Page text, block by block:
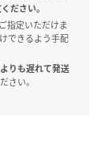
ださい。
指定いただけま
できるよう手配
りも遅れて発送
さい。